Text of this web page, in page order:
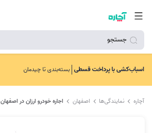
جستجو
اسباب‌کشی با پرداخت قسطی بسته‌بندی تا چیدمان
آچاره نمایندگی‌ها اصفهان اجاره خودرو ارزان در اصفهان